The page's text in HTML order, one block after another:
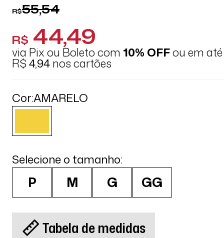
R$55,54
R$ 44,49
via Pix ou Boleto com 10% OFFou em
R$4,94nos cartões
Cor:AMARELO
Selecione o tamanho:
P M G GG
Tabela de medidas